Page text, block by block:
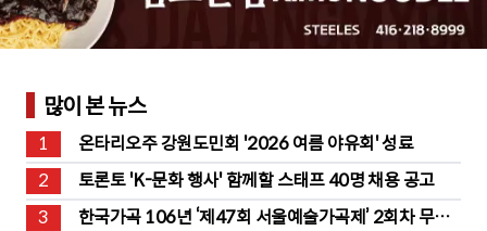
많이 본 뉴스
1
온타리오주 강원도민회 '2026 여름 야유회' 성료
2
토론토 'K-문화 행사' 함께할 스태프 40명 채용 공고
3
한국가곡 106년 ‘제47회 서울예술가곡제’ 2회차 무대